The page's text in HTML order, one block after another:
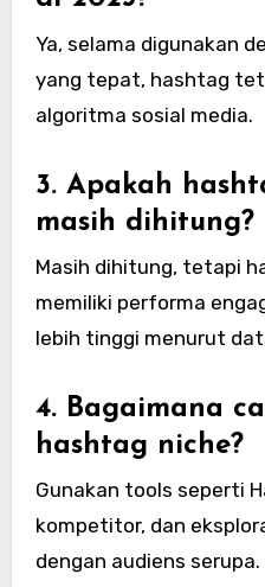
Ya, selama digunakan
yang tepat, hashtag
algoritma sosial media.
3. Apakah
masih dihitung?
Masih dihitung, tetapi
memiliki performa
lebih tinggi menurut
4. Bagaimana
hashtag niche?
Gunakan tools seperti
kompetitor, dan
dengan audiens serupa.